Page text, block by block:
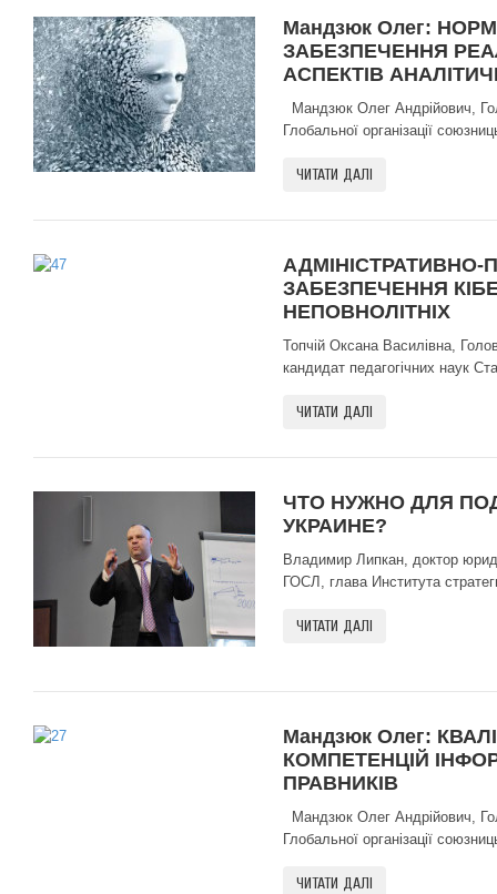
Мандзюк Олег:
ЗАБЕЗПЕЧЕННЯ
АСПЕКТІВ
Мандзюк Олег Андрійович,
Глобальної організації
ЧИТАТИ ДАЛІ
АДМІНІСТРАТИВНО-
ЗАБЕЗПЕЧЕННЯ
НЕПОВНОЛІТНІХ
Топчій Оксана Василівна,
кандидат педагогічних наук
ЧИТАТИ ДАЛІ
ЧТО НУЖНО ДЛЯ
УКРАИНЕ?
Владимир Липкан, доктор
ГОСЛ, глава Института
ЧИТАТИ ДАЛІ
Мандзюк Олег:
КОМПЕТЕНЦІЙ
ПРАВНИКІВ
Мандзюк Олег Андрійович,
Глобальної організації
ЧИТАТИ ДАЛІ